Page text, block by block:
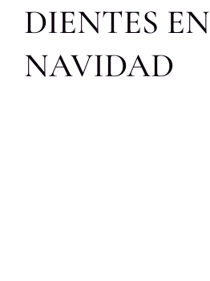
DIENTES EN
NAVIDAD